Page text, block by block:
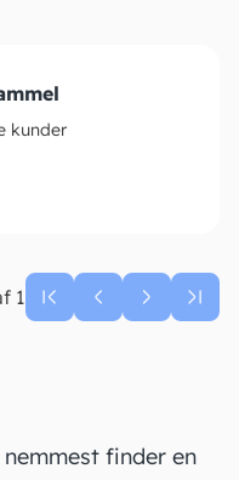
kunder
1
finder en